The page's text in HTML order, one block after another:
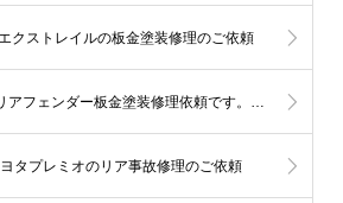
クストレイルの板金塗装修理のご依頼
タプレミオのリア事故修理のご依頼